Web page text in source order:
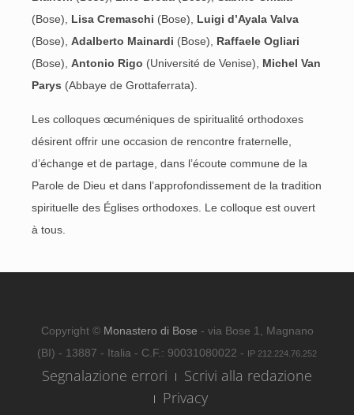
(Bose), Lisa Cremaschi (Bose), Luigi d’Ayala Valva
(Bose), Adalberto Mainardi (Bose), Raffaele Ogliari
(Bose), Antonio Rigo (Université de Venise), Michel Van
Parys (Abbaye de Grottaferrata).
Les colloques œcuméniques de spiritualité orthodoxes
désirent offrir une occasion de rencontre fraternelle,
d’échange et de partage, dans l’écoute commune de la
Parole de Dieu et dans l’approfondissement de la tradition
spirituelle des Églises orthodoxes. Le colloque est ouvert
à tous.
Copyright © Monastero di Bose - via Bose 1, Magnano
(BI) - 13887 - Italia - C.F.: 90031080022 - IP 212.224.76.252
Segnalazione errori
Scrivi alla redazione
Privacy